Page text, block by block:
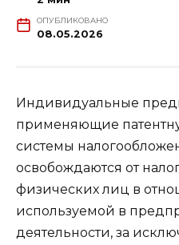
ОПУБЛИКОВАНО
08.05.2026
Индивидуальные
применяющие
системы
освобождаются от
физических лиц в
используемой в
деятельности, за